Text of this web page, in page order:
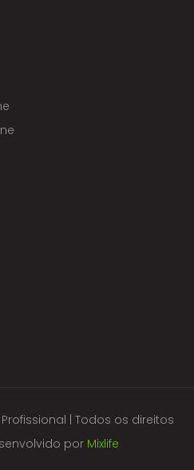
Profissional | Todos os direitos
por Mixlife